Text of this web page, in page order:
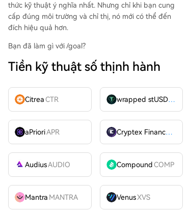
thức kỹ thuật ý nghĩa nhất. Nhưng chỉ khi bạn cung
cấp đúng môi trường và chỉ thị, nó mới có thể đến
đích hiệu quả hơn.
Bạn đã làm gì với /goal?
Tiền kỹ thuật số thịnh hành
CitreaCTR wrapped stUSDT
aPrioriAPR Cryptex FinanceCTX
AudiusAUDIO CompoundCOMP
Mantra MANTRA VenusXVS